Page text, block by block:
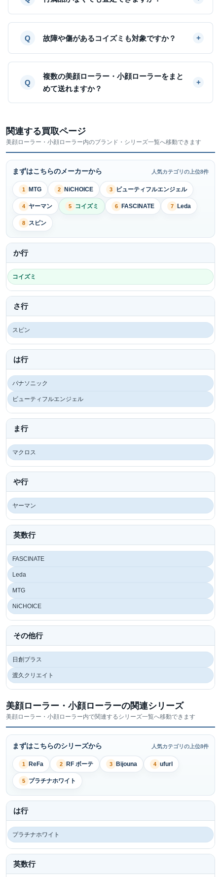
故障や傷があるコイズミも対象ですか？
複数の美顔ローラー・小顔ローラーをまと
めて送れますか？
関連する買取ページ
美顔ローラー・小顔ローラー内のブランド・シリーズ一覧へ移動できます
まずはこちらのメーカーから 人気カテゴリの上位8件
1 MTG 2 NiCHOICE 3 ビューティフルエンジェル
4 ヤーマン 5 コイズミ 6 FASCINATE 7 Leda
8 スピン
か行
コイズミ
さ行
スピン
は行
パナソニック
ビューティフルエンジェル
ま行
マクロス
や行
ヤーマン
英数行
FASCINATE
Leda
MTG
NiCHOICE
その他行
日創プラス
渡久クリエイト
美顔ローラー・小顔ローラーの関連シリーズ
美顔ローラー・小顔ローラー内で関連するシリーズ一覧へ移動できます
まずはこちらのシリーズから 人気カテゴリの上位8件
1 ReFa 2 RF ボーテ 3 Bijouna 4 ufurl
5 プラチナホワイト
は行
プラチナホワイト
英数行